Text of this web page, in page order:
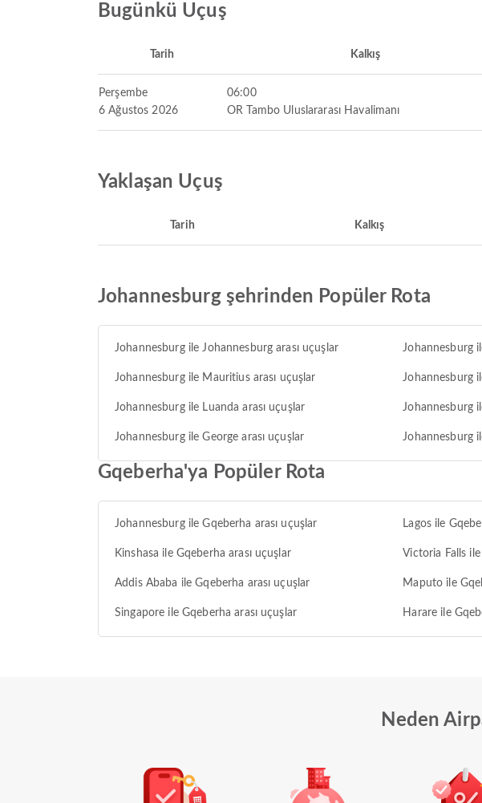
Bugünkü Uçuş
Tarih Kalkış
Perşembe
6 Ağustos 2026
06:00
OR Tambo Uluslararası Havalimanı
Yaklaşan Uçuş
Tarih Kalkış
Johannesburg şehrinden Popüler Rota
Johannesburg ile Johannesburg arası uçuşlar Johannesburg
Johannesburg ile Mauritius arası uçuşlar Johannesburg
Johannesburg ile Luanda arası uçuşlar Johannesburg
Johannesburg ile George arası uçuşlar Johannesburg
Gqeberha'ya Popüler Rota
Johannesburg ile Gqeberha arası uçuşlar Lagos ile
Kinshasa ile Gqeberha arası uçuşlar Victoria Falls
Addis Ababa ile Gqeberha arası uçuşlar Maputo ile
Singapore ile Gqeberha arası uçuşlar Harare ile
Neden